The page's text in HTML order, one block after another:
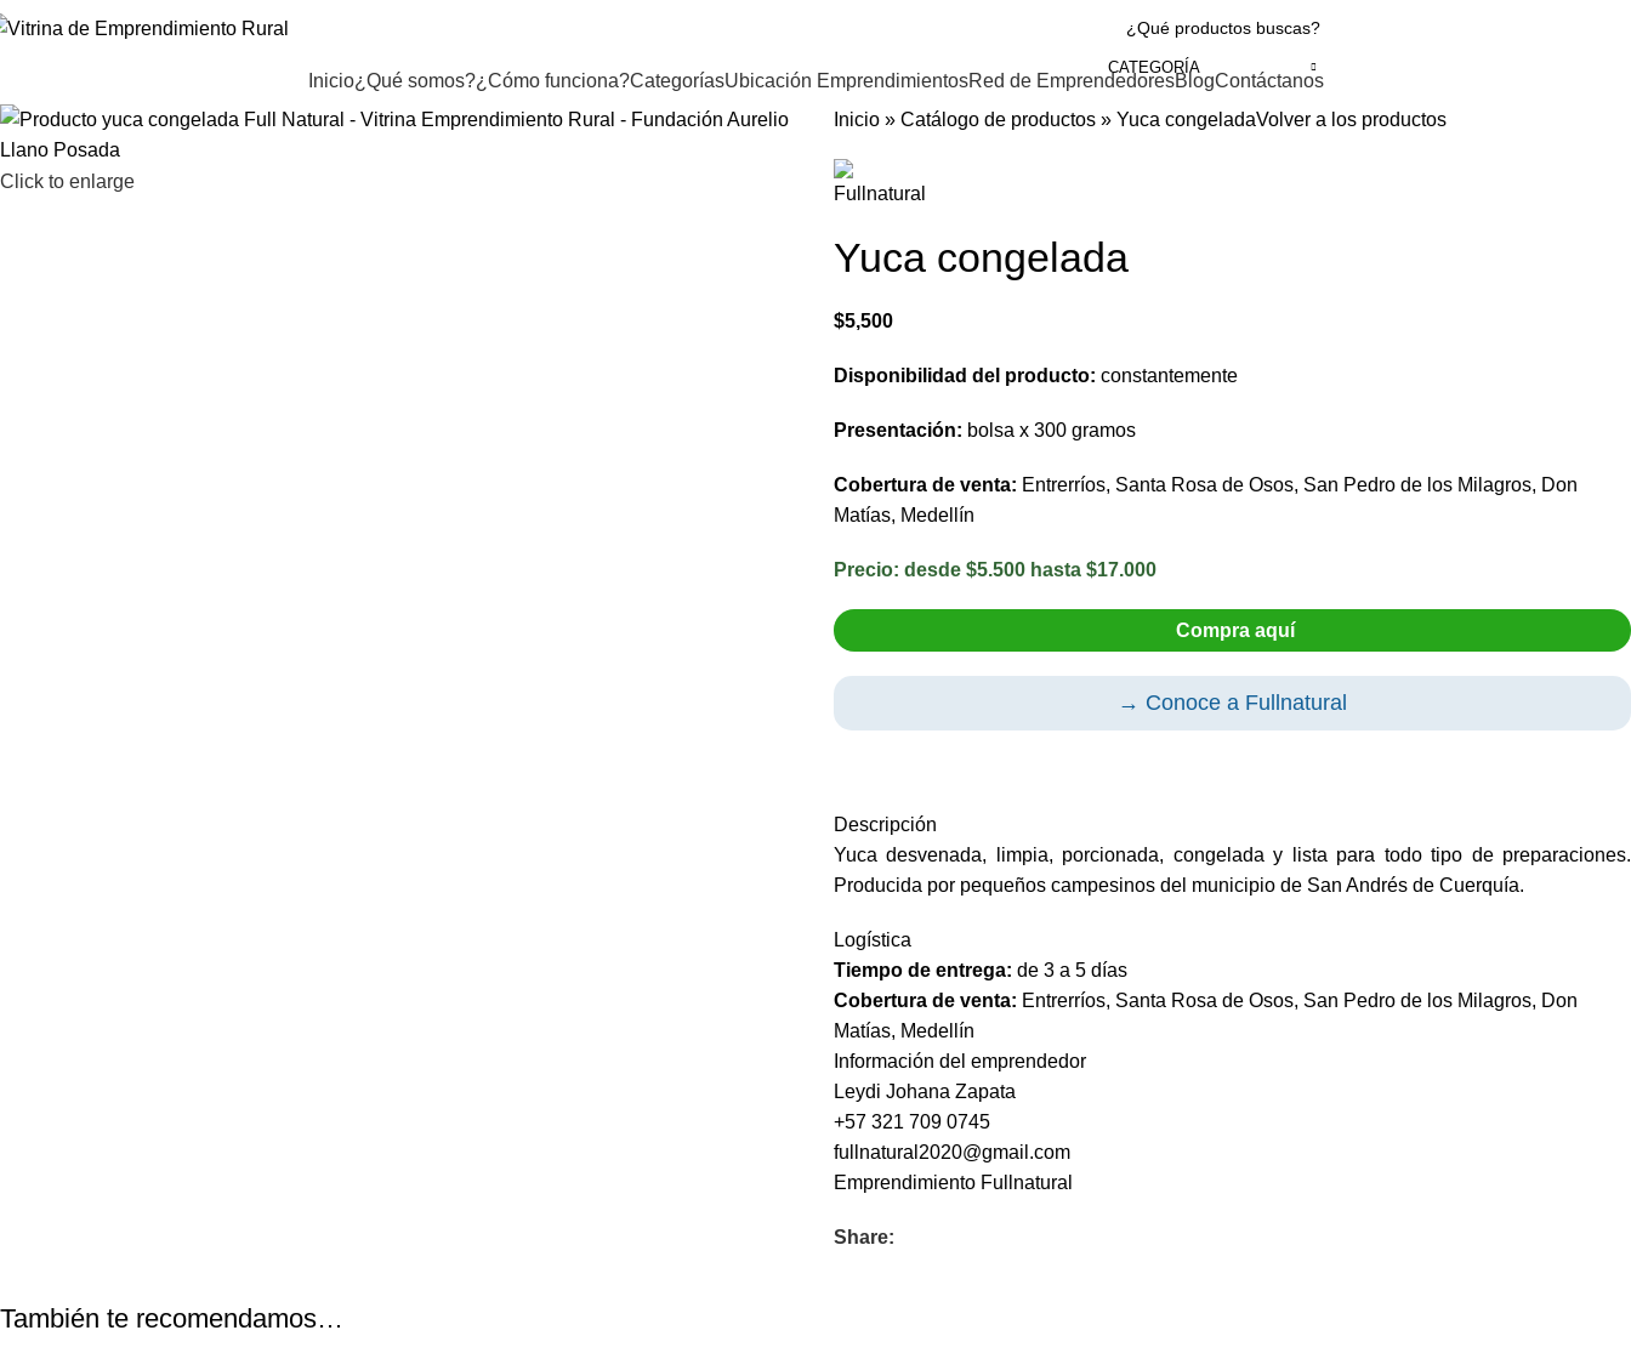
CATEGORÍA
Inicio¿Qué somos?¿Cómo funciona?CategoríasUbicación EmprendimientosRed de EmprendedoresBlogContáctanos
Click to enlarge
Inicio » Catálogo de productos » Yuca congeladaVolver a los productos
Yuca congelada
$5,500
Disponibilidad del producto: constantemente
Presentación: bolsa x 300 gramos
Cobertura de venta: Entrerríos, Santa Rosa de Osos, San Pedro de los Milagros, Don
Matías, Medellín
Precio: desde $5.500 hasta $17.000
Compra aquí
→ Conoce a Fullnatural
Descripción
Yuca desvenada, limpia, porcionada, congelada y lista para todo tipo de preparaciones.
Producida por pequeños campesinos del municipio de San Andrés de Cuerquía.
Logística
Tiempo de entrega: de 3 a 5 días
Cobertura de venta: Entrerríos, Santa Rosa de Osos, San Pedro de los Milagros, Don
Matías, Medellín
Información del emprendedor
Leydi Johana Zapata
+57 321 709 0745
fullnatural2020@gmail.com
Emprendimiento Fullnatural
Share:
También te recomendamos…